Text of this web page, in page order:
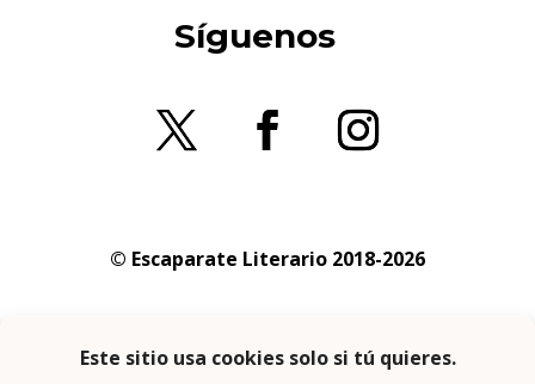
Síguenos
© Escaparate Literario 2018-2026
privacidad